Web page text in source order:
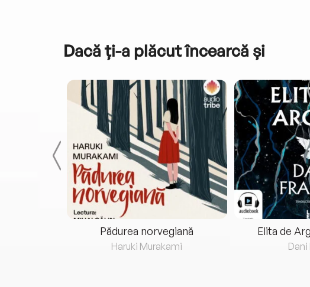
Dacă ți-a plăcut încearcă și
Pădurea norvegiană
Haruki Murakami
Elita de
Dani